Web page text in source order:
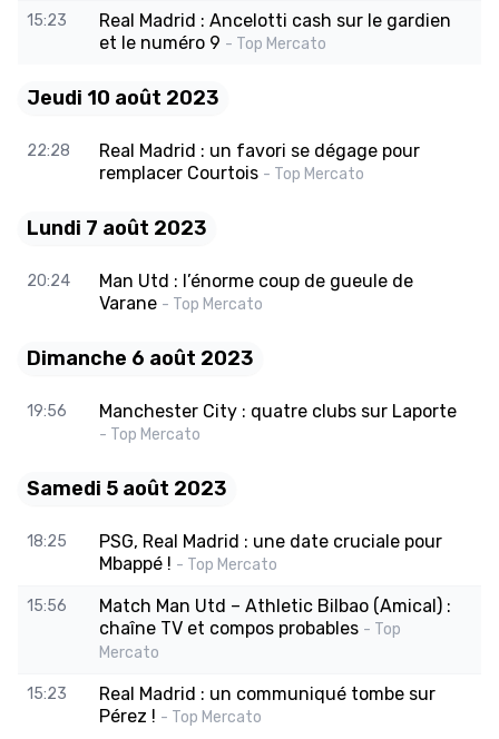
15:23
Real Madrid : Ancelotti cash sur le gardien
et le numéro 9 - Top Mercato
Jeudi 10 août 2023
22:28
Real Madrid : un favori se dégage pour
remplacer Courtois - Top Mercato
Lundi 7 août 2023
20:24
Man Utd : l’énorme coup de gueule de
Varane - Top Mercato
Dimanche 6 août 2023
19:56 Manchester City : quatre clubs sur Laporte
- Top Mercato
Samedi 5 août 2023
18:25
PSG, Real Madrid : une date cruciale pour
Mbappé ! - Top Mercato
15:56
Match Man Utd – Athletic Bilbao (Amical) :
chaîne TV et compos probables - Top
Mercato
15:23
Real Madrid : un communiqué tombe sur
Pérez ! - Top Mercato